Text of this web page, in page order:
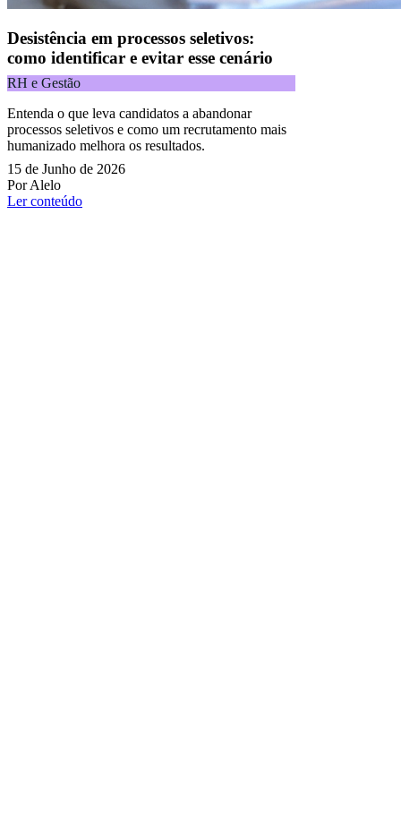
Desistência em processos seletivos:
como identificar e evitar esse cenário
RH e Gestão
Entenda o que leva candidatos a abandonar
processos seletivos e como um recrutamento mais
humanizado melhora os resultados.
15 de Junho de 2026
Por Alelo
Ler conteúdo